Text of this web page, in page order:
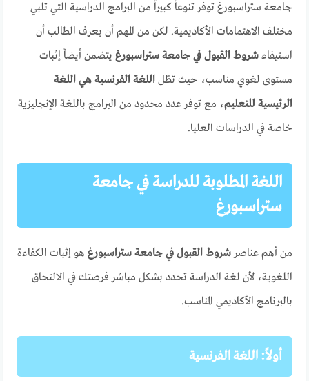
جامعة ستراسبورغ توفر تنوعاً كبيراً من البرامج الدراسية التي تلبي
مختلف الاهتمامات الأكاديمية. لكن من المهم أن يعرف الطالب أن
استيفاءشروط القبول في جامعة ستراسبورغ يتضمن أيضاً إثبات
مستوى لغوي مناسب، حيث تظلاللغة الفرنسية هي اللغة
الرئيسية للتعليم، مع توفر عدد محدود من البرامج باللغة الإنجليزية
خاصة في الدراسات العليا.
اللغة المطلوبة للدراسة في جامعة
ستراسبورغ
من أهم عناصرشروط القبول في جامعة ستراسبورغ هو إثبات الكفاءة
اللغوية، لأن لغة الدراسة تحدد بشكل مباشر فرصتك في الالتحاق
بالبرنامج الأكاديمي المناسب.
أولاً: اللغة الفرنسية